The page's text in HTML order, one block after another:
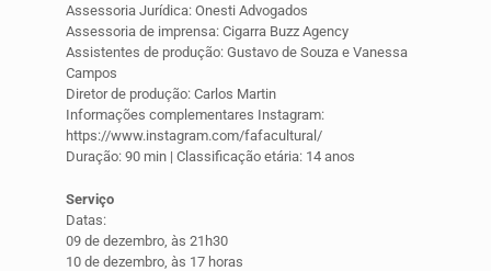
Assessoria Jurídica: Onesti Advogados
Assessoria de imprensa: Cigarra Buzz Agency
Assistentes de produção: Gustavo de Souza e Vanessa
Campos
Diretor de produção: Carlos Martin
Informações complementares Instagram:
https://www.instagram.com/fafacultural/
Duração: 90 min | Classificação etária: 14 anos
Serviço
Datas:
09 de dezembro, às 21h30
10 de dezembro, às 17 horas